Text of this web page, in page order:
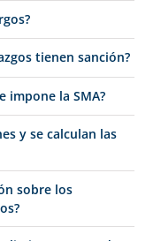
tienen sanción?
impone la SMA?
y se calculan las
sobre los